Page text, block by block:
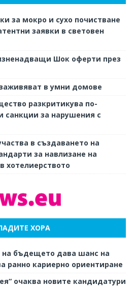
за мокро и сухо почистване
заявки в световен
Шок оферти през
в умни домове
разкритикува по-
санкции за нарушения с
в създаването на
за навлизане на
хотелиерството
ХОРА
на бъдещето дава шанс на
ранно кариерно ориентиране
очаква новите кандидатури